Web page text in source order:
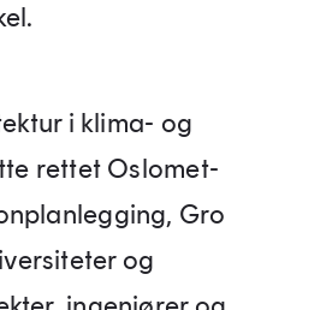
i klima- og
rettet Oslomet-
Gro
og